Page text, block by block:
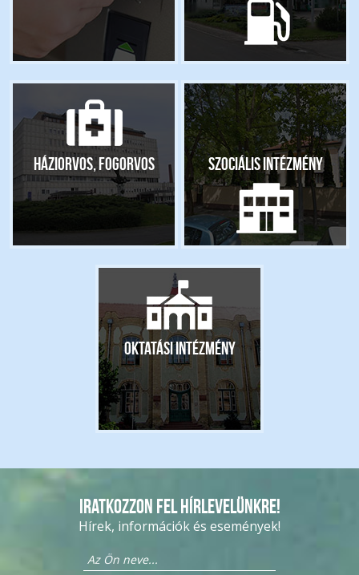
Háziorvos, fogorvos Szociális intézmény
Oktatási intézmény
Iratkozzon fel hírlevelünkre!
Hírek, információk és események!